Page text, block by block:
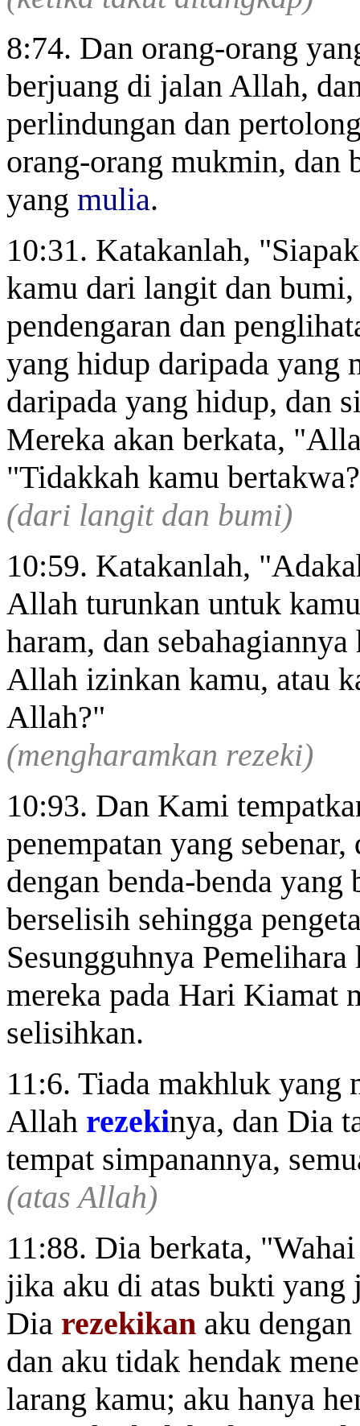
8:74. Dan orang-orang
berjuang di jalan Allah,
perlindungan dan
orang-orang mukmin, dan
yang mulia.
10:31. Katakanlah,
kamu dari langit dan
pendengaran dan
yang hidup daripada yang
daripada yang hidup, dan
Mereka akan berkata,
"Tidakkah kamu
(dari langit dan bumi)
10:59. Katakanlah,
Allah turunkan untuk
haram, dan
Allah izinkan kamu, atau
Allah?"
(mengharamkan rezeki)
10:93. Dan Kami
penempatan yang
dengan benda-benda
berselisih sehingga
Sesungguhnya
mereka pada Hari Kiamat
selisihkan.
11:6. Tiada makhluk yang
Allah rezekinya, dan Dia
tempat simpanannya,
(atas Allah)
11:88. Dia berkata,
jika aku di atas bukti yang
Dia rezekikan aku dengan
dan aku tidak hendak
larang kamu; aku hanya